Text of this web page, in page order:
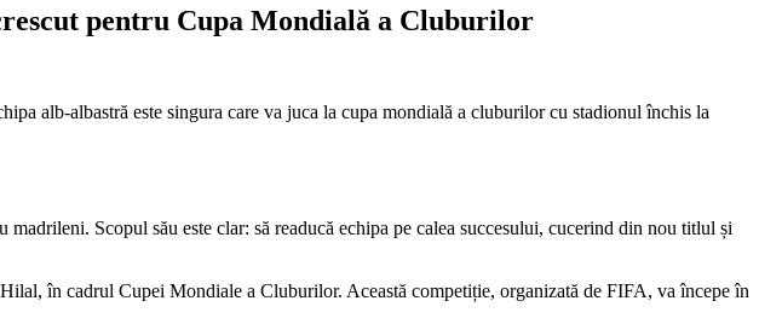
pentru Cupa Mondială a Cluburilor
alb-albastră este singura care va juca la cupa mondială a cluburilor cu stadionul închis la
Scopul său este clar: să readucă echipa pe calea succesului, cucerind din nou titlul și
în cadrul Cupei Mondiale a Cluburilor. Această competiție, organizată de FIFA, va începe în